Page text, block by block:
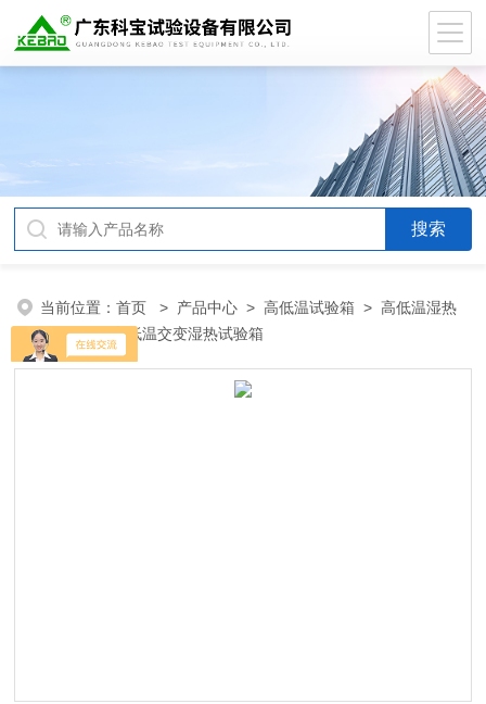
当前位置：首页 > 产品中心 >高低温试验箱 >高低温湿热
试验箱> 高低温交变湿热试验箱